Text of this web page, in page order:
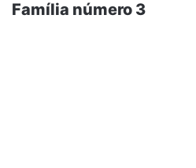
Família número 3